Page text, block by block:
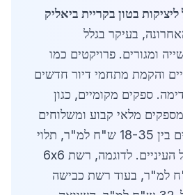
בטון בקריית ביאליק
בשנה האחרונה, בעיקר בגלל
ומגורים. פרויקטים כמו
והקמת מתחמי דיור חדשים
ספקים מקומיים, כגון
מלאי קבוע ומשלוחים
מהירים. מחירים נעים בין 18-35 ש"ח למ"ר, תלוי
בעובי המוטות ובגודל העיניים. לדוגמה, רשת 6x6
כ-22 ש"ח למ"ר, בעוד רשת כבישה